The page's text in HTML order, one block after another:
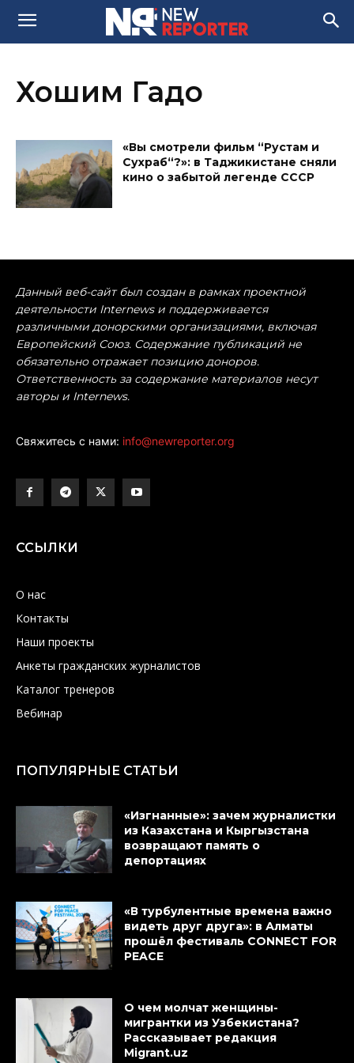
Хошим Гадо
«Вы смотрели фильм “Рустам и
Сухраб“?»: в Таджикистане сняли
кино о забытой легенде СССР
Данный веб-сайт был создан в рамках проектной
деятельности Internews и поддерживается
различными донорскими организациями, включая
Европейский Союз. Содержание публикаций не
обязательно отражает позицию доноров.
Ответственность за содержание материалов несут
авторы и Internews.
Свяжитесь с нами: info@newreporter.org
ССЫЛКИ
О нас
Контакты
Наши проекты
Анкеты гражданских журналистов
Каталог тренеров
Вебинар
ПОПУЛЯРНЫЕ СТАТЬИ
«Изгнанные»: зачем журналистки
из Казахстана и Кыргызстана
возвращают память о
депортациях
«В турбулентные времена важно
видеть друг друга»: в Алматы
прошёл фестиваль CONNECT FOR
PEACE
О чем молчат женщины-
мигрантки из Узбекистана?
Рассказывает редакция
Migrant.uz